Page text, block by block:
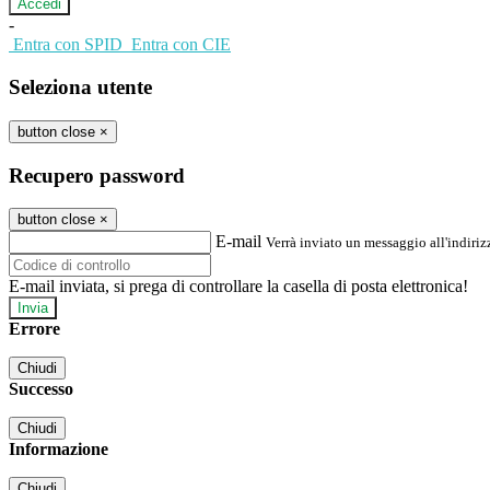
-
Entra con SPID Entra con CIE
Seleziona utente
button close ×
Recupero password
button close ×
E-mail Verrà inviato un messaggio
E-mail inviata, si prega di controllare la casella di posta elettronica!
Errore
Chiudi
Successo
Chiudi
Informazione